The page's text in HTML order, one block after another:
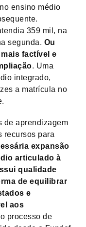
ensino médio
359 mil, na
segunda. Ou
factível e
. Uma
integrado,
a matrícula no
de aprendizagem
recursos para
expansão
articulado à
qualidade
de equilibrar
e
aos
processo de